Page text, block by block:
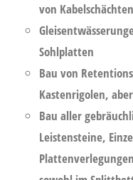
von
Sohlplatten
Bau von
Kastenrigolen,
Bau aller
Leistensteine,